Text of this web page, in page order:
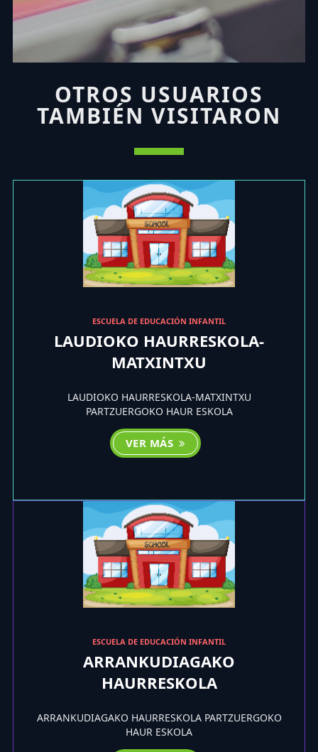
OTROS USUARIOS
TAMBIÉN VISITARON
ESCUELA DE EDUCACIÓN INFANTIL
LAUDIOKO HAURRESKOLA-
MATXINTXU
LAUDIOKO HAURRESKOLA-MATXINTXU
PARTZUERGOKO HAUR ESKOLA
VER MÁS
ESCUELA DE EDUCACIÓN INFANTIL
ARRANKUDIAGAKO
HAURRESKOLA
ARRANKUDIAGAKO HAURRESKOLA PARTZUERGOKO
HAUR ESKOLA